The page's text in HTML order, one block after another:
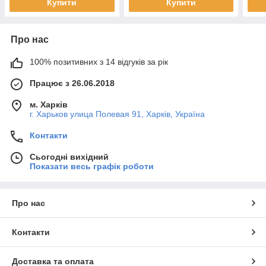
Купити Купити
Про нас
100% позитивних з 14 відгуків за рік
Працює з 26.06.2018
м. Харків
г. Харьков улица Полевая 91, Харків, Україна
Контакти
Сьогодні вихідний
Показати весь графік роботи
Про нас
Контакти
Доставка та оплата